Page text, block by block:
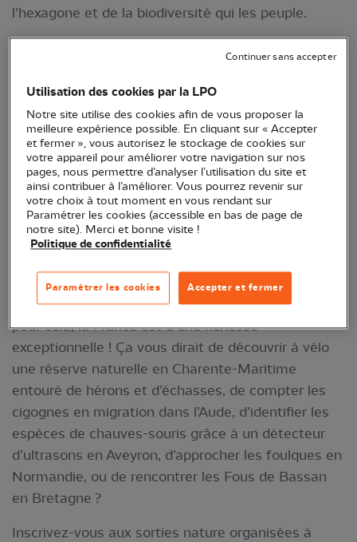
l’hexagone et de la biodiversité qui les peuple.
Après une année ponctuée de confinements, quoi
de mieux que les grands espaces pour respirer et la
nature sauvage pour s’émerveiller.
Inutile de prendre l’avion et de traverser la planète
pour cela, la France est d’une richesse
exceptionnelle ! Ça vous dirait de découvrir à vélo
une réserve naturelle en Charente-Maritime
entouré de hérons et d’échasses, de compter les
cigognes en migration dans l’Aude, d’identifier les
espèces de chauves-souris grâce à un détecteur
d’ultrasons en Aveyron, d’approcher les foulques en
Normandie, ou de rencontrer les Fous de Bassan
en Bretagne ?
Inscrivez-vous aux sorties nature organisées à
Utilisation des cookies par la LPO
Notre site utilise des cookies afin de vous proposer la
meilleure expérience possible. En cliquant sur « Accepter
et fermer », vous autorisez le stockage de cookies sur
votre appareil pour améliorer votre navigation sur nos
pages, nous permettre d’analyser l’utilisation du site et
ainsi contribuer à l’améliorer. Vous pourrez revenir sur
votre choix à tout moment en vous rendant sur
Paramétrer les cookies (accessible en bas de page de
notre site). Merci et bonne visite !
Politique de confidentialité
Accepter et fermer
Paramétrer les cookies
Continuer sans accepter